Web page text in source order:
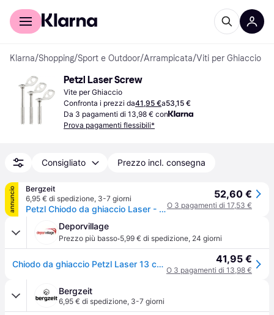
Per il tuo shopping
Klarna/Shopping/Sport e Outdoor/Arrampicata/Viti per Ghiaccio
Petzl Laser Screw
Vite per Ghiaccio
Confronta i prezzi da41,95 €a53,15 €
Da 3 pagamenti di 13,98 € con
Prova pagamenti flessibili*
Consigliato Prezzo incl. consegna
annuncio
Bergzeit
6,95 € di spedizione, 3-7 giorni
Petzl Chiodo da ghiaccio Laser - Argento
52,60 €
O 3 pagamenti di 17,53 €
Deporvillage
Prezzo più basso·5,99 € di spedizione, 24 giorni
Chiodo da ghiaccio Petzl Laser 13 cm grigio argento - Grey 41,95 €
O 3 pagamenti di 13,98 €
Bergzeit
6,95 € di spedizione, 3-7 giorni